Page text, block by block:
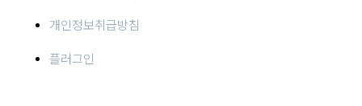
개인정보취급방침
플러그인